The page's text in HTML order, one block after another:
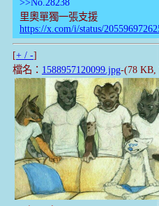
里奧單獨一張支援
https://x.com/i/status/
[+ / -]
檔名： 1588957120099.jpg-(78 KB,